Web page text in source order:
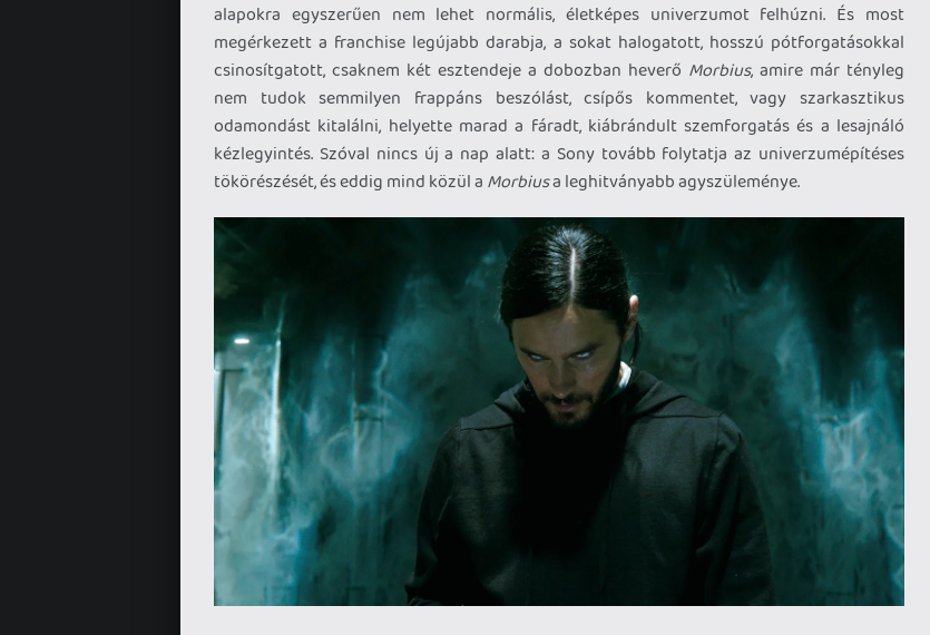
alapokra egyszerűen nem lehet normális, életképes univerzumot felhúzni. És most
megérkezett a franchise legújabb darabja, a sokat halogatott, hosszú pótforgatásokkal
csinosítgatott, csaknem két esztendeje a dobozban heverő Morbius, amire már tényleg
nem tudok semmilyen frappáns beszólást, csípős kommentet, vagy szarkasztikus
odamondást kitalálni, helyette marad a fáradt, kiábrándult szemforgatás és a lesajnáló
kézlegyintés. Szóval nincs új a nap alatt: a Sony tovább folytatja az univerzumépítéses
tökörészését, és eddig mind közül a Morbiusa leghitványabb agyszüleménye.